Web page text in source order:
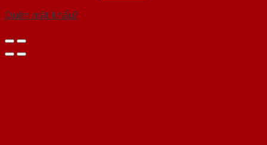
Quên mật khẩu?